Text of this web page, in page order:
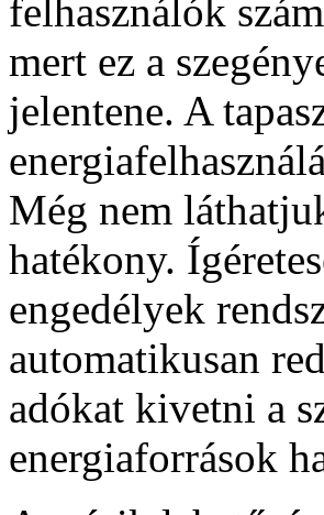
felhasználók
mert ez a
jelentene. A
Még nem
hatékony.
engedélyek
automatikusan
adókat kivetni a
energiaforrások